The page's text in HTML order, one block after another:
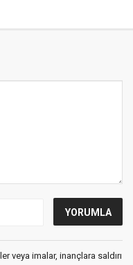
veya imalar, inançlara saldırı